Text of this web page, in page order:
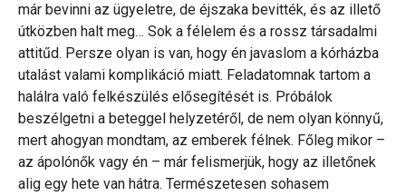
már bevinni az ügyeletre, de éjszaka bevitték, és az illető
útközben halt meg… Sok a félelem és a rossz társadalmi
attitűd. Persze olyan is van, hogy én javaslom a kórházba
utalást valami komplikáció miatt. Feladatomnak tartom a
halálra való felkészülés elősegítését is. Próbálok
beszélgetni a beteggel helyzetéről, de nem olyan könnyű,
mert ahogyan mondtam, az emberek félnek. Főleg mikor –
az ápolónők vagy én – már felismerjük, hogy az illetőnek
alig egy hete van hátra. Természetesen sohasem